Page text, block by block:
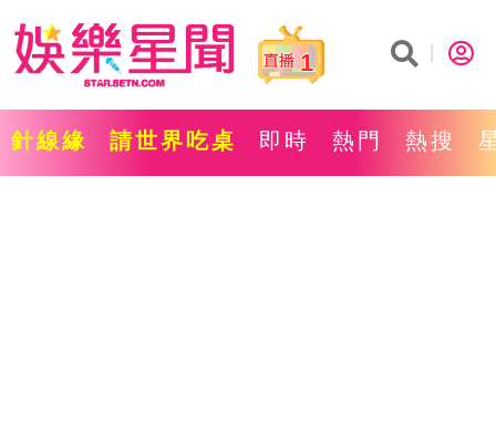
1
針線緣 請世界吃桌 即時 熱門 熱搜